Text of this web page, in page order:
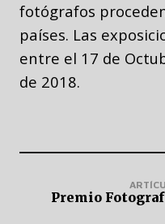
fotógrafos
países. Las
entre el 17 de
de 2018.
Premio